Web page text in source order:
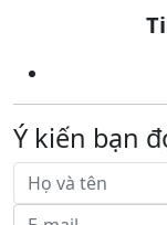
Ý kiến bạn